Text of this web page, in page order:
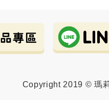
Copyright 2019 © 瑪